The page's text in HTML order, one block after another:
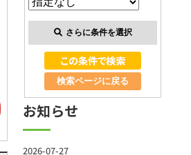
さらに条件を選択
検索ページに戻る
お知らせ